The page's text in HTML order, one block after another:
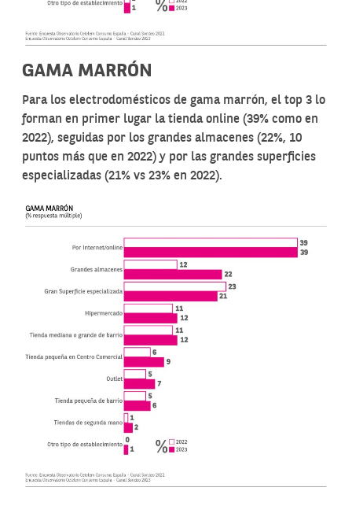
GAMA MARRÓN
Para los electrodomésticos de gama marrón, el top 3 lo
forman en primer lugar la tienda online (39% como en
2022), seguidas por los grandes almacenes (22%, 10
puntos más que en 2022) y por las grandes superficies
especializadas (21% vs 23% en 2022).